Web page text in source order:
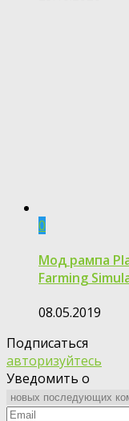
0
Moд рампа
Farming
08.05.2019
Подписаться
авторизуйтесь
Уведомить о